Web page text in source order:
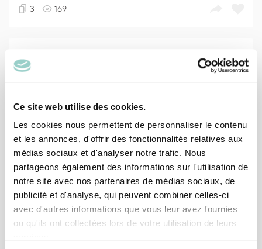
Ce site web utilise des cookies.
Les cookies nous permettent de personnaliser le contenu
et les annonces, d'offrir des fonctionnalités relatives aux
médias sociaux et d'analyser notre trafic. Nous
partageons également des informations sur l'utilisation de
notre site avec nos partenaires de médias sociaux, de
publicité et d'analyse, qui peuvent combiner celles-ci
avec d'autres informations que vous leur avez fournies
ou qu'ils ont collectées lors de votre utilisation de leurs
3 169
Projet Maltais - La cuisine
6 361